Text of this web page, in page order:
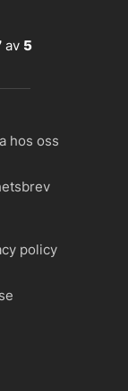
av 5
hos oss
policy